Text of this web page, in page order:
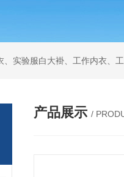
产品展示 /